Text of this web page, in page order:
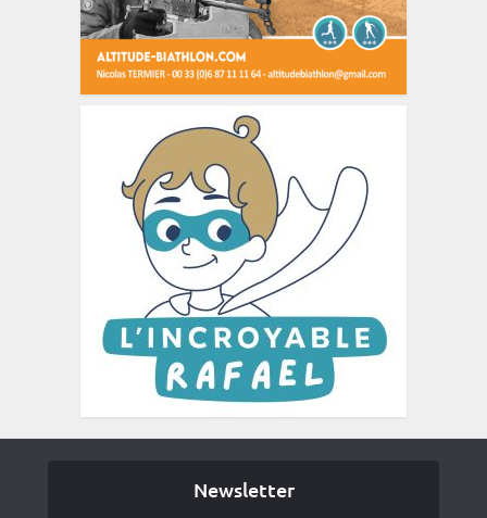
Newsletter